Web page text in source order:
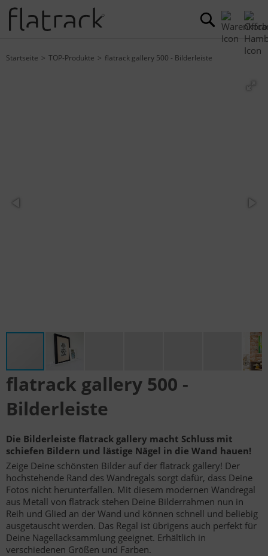
Startseite TOP-Produkte flatrack gallery 500 - Bilderleiste
flatrack gallery 500 -
Bilderleiste
Die Bilderleiste flatrack gallery macht Schluss mit
schiefen Bildern und lästige Nägel in die Wand hauen!
Zeige Deine schönsten Bilder auf der flatrack gallery! Der
hochstehende Rand des Wandregals sorgt dafür, dass Deine
Fotos nicht herunterfallen. Mit diesem modernen Wandregal
aus Metall von flatrack stehen Deine Bilderrahmen nun in
Reih und Glied an der Wand und können schnell und beliebig
ausgetauscht werden. Das Regal ist übrigens auch perfekt für
Deine Nagellacksammlung geeignet. Erhältlich in
verschiedenen Größen und Farben.